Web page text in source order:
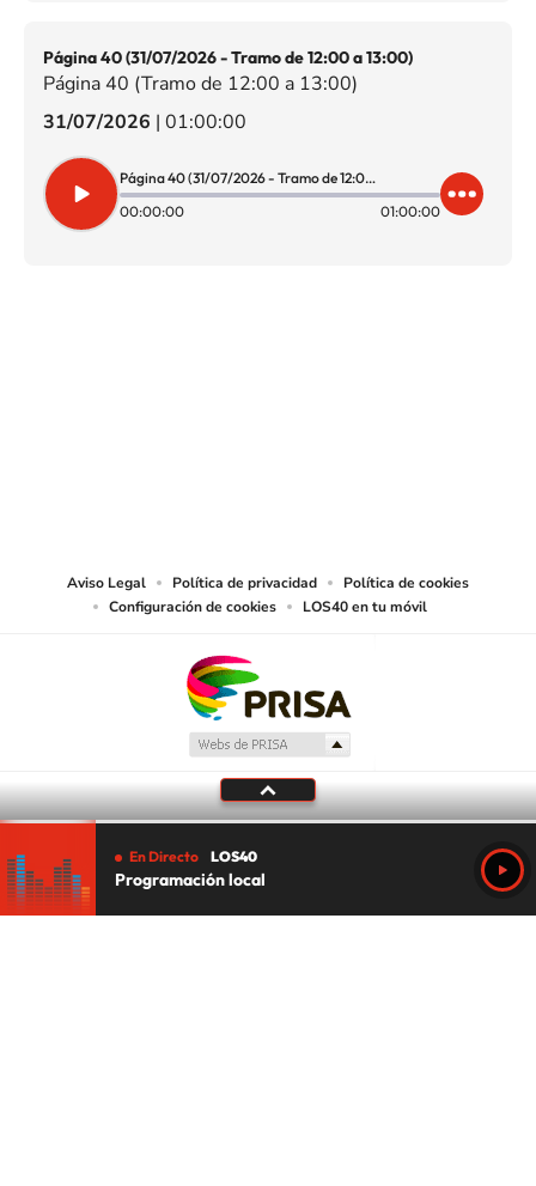
Página 40 (31/07/2026 - Tramo de 12:00 a 13:00)
Página 40 (Tramo de 12:00 a 13:00)
31/07/2026 | 01:00:00
Página 40 (31/07/2026 - Tramo de 12:00 a 13:00)
00:00:00
01:00:00
Aviso Legal Política de privacidad
Política de cookies
Configuración de cookies
LOS40 en tu móvil
En Directo LOS40
Programación local